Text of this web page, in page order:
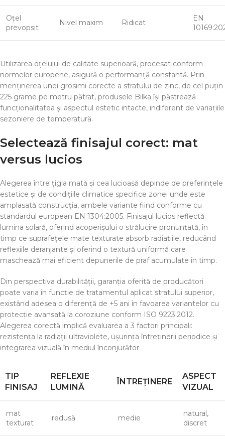
Oțel
prevopsit
Nivel maxim Ridicat
EN
Utilizarea oțelului de calitate superioară, procesat conform
normelor europene, asigură o performanță constantă. Prin
menținerea unei grosimi corecte a stratului de zinc, de cel puțin
225 grame pe metru pătrat, produsele Bilka își păstrează
funcționalitatea și aspectul estetic intacte, indiferent de variațiile
sezoniere de temperatură.
Selectează finisajul corect: mat
versus lucios
Alegerea între țigla mată și cea lucioasă depinde de preferințele
estetice și de condițiile climatice specifice zonei unde este
amplasată construcția, ambele variante fiind conforme cu
standardul european EN 1304:2005. Finisajul lucios reflectă
lumina solară, oferind acoperișului o strălucire pronunțată, în
timp ce suprafețele mate texturate absorb radiațiile, reducând
reflexiile deranjante și oferind o textură uniformă care
maschează mai eficient depunerile de praf acumulate în timp.
Din perspectiva durabilității, garanția oferită de producători
poate varia în funcție de tratamentul aplicat stratului superior,
existând adesea o diferență de +5 ani în favoarea variantelor cu
protecție avansată la coroziune conform ISO 9223:2012.
Alegerea corectă implică evaluarea a 3 factori principali:
rezistența la radiații ultraviolete, ușurința întreținerii periodice și
integrarea vizuală în mediul înconjurător.
TIP
FINISAJ
REFLEXIE
LUMINĂ
ÎNTREȚINERE
ASPECT
VIZUAL
mat
texturat
redusă medie
natural,
discret